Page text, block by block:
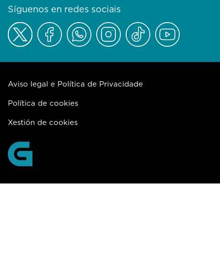
Síguenos en redes sociais
Aviso legal e Política de Privacidade
Política de cookies
Xestión de cookies